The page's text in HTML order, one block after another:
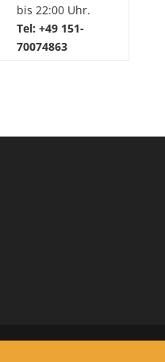
bis 22:00 Uhr.
Tel: +49 151-
70074863